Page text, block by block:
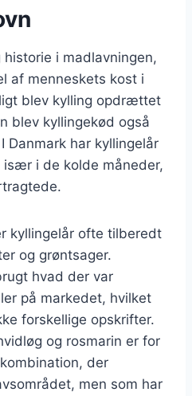
historie i madlavningen,
af menneskets kost i
blev kylling opdrættet
blev kyllingekød også
Danmark har kyllingelår
i de kolde måneder,
kyllingelår ofte tilberedt
og grøntsager.
hvad der var
på markedet, hvilket
forskellige opskrifter.
og rosmarin er for
der
men som har